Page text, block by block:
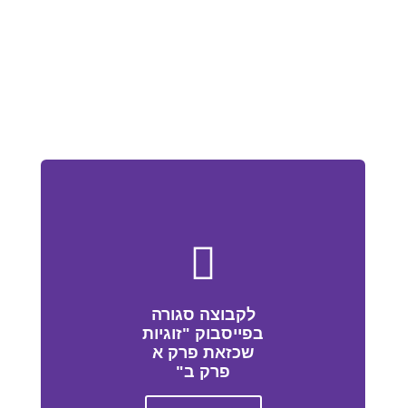
לקבוצה סגורה
בפייסבוק "זוגיות
שכזאת פרק א
פרק ב"